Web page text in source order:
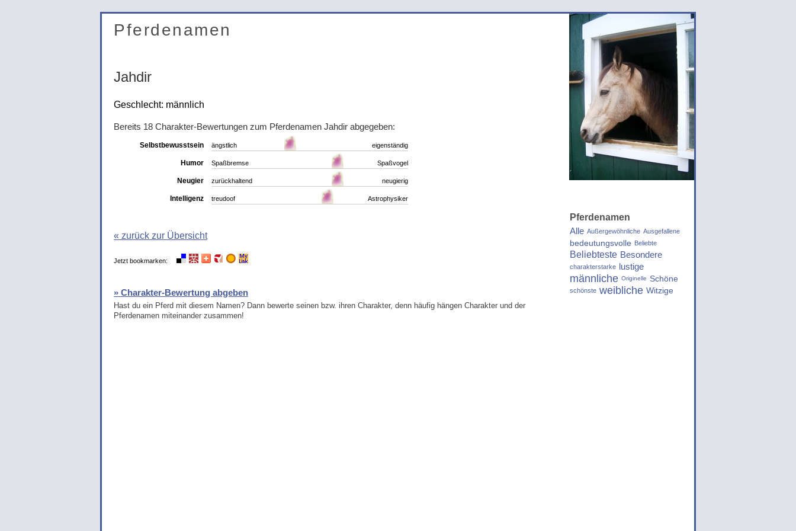
Pferdenamen
Jahdir
Geschlecht: männlich
Bereits 18 Charakter-Bewertungen zum Pferdenamen Jahdir abgegeben:
Selbstbewusstsein ängstlich eigenständig
Humor Spaßbremse Spaßvogel
Neugier zurückhaltend neugierig
Intelligenz treudoof Astrophysiker
« zurück zur Übersicht
Jetzt bookmarken:
» Charakter-Bewertung abgeben
Hast du ein Pferd mit diesem Namen? Dann bewerte seinen bzw. ihren Charakter, denn häufig hängen Charakter und der
Pferdenamen miteinander zusammen!
Pferdenamen
Alle Außergewöhnliche Ausgefallene
bedeutungsvolle Beliebte
Beliebteste Besondere
charakterstarke lustige
männliche Originelle Schöne
schönste weibliche Witzige